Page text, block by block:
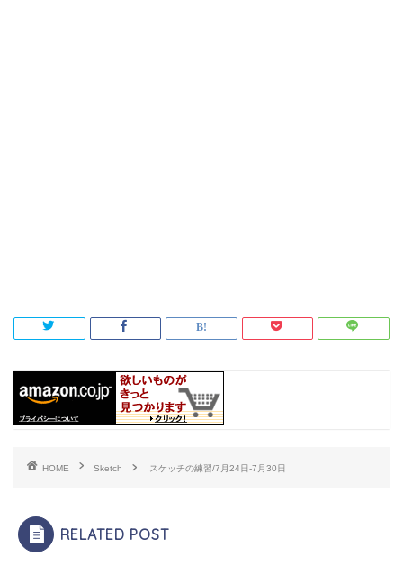
HOME Sketch スケッチの練習/7月24日-7月30日
RELATED POST